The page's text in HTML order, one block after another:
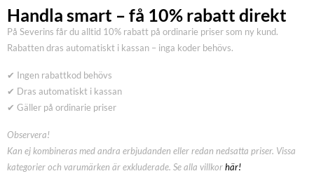
Handla smart – få 10% rabatt direkt
På Severins får du alltid 10% rabatt på ordinarie priser som ny kund.
Rabatten dras automatiskt i kassan – inga koder behövs.
✔ Ingen rabattkod behövs
✔ Dras automatiskt i kassan
✔ Gäller på ordinarie priser
Observera!
Kan ej kombineras med andra erbjudanden eller redan nedsatta priser. Vissa
kategorier och varumärken är exkluderade. Se alla villkorhär!